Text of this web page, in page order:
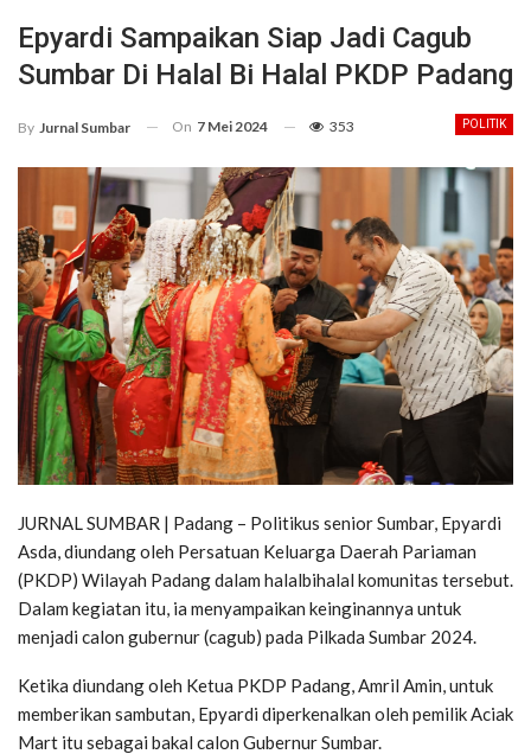
Epyardi Sampaikan Siap Jadi Cagub
Sumbar Di Halal Bi Halal PKDP Padang
POLITIK
By Jurnal Sumbar On 7 Mei 2024 353
JURNAL SUMBAR | Padang – Politikus senior Sumbar, Epyardi
Asda, diundang oleh Persatuan Keluarga Daerah Pariaman
(PKDP) Wilayah Padang dalam halalbihalal komunitas tersebut.
Dalam kegiatan itu, ia menyampaikan keinginannya untuk
menjadi calon gubernur (cagub) pada Pilkada Sumbar 2024.
Ketika diundang oleh Ketua PKDP Padang, Amril Amin, untuk
memberikan sambutan, Epyardi diperkenalkan oleh pemilik Aciak
Mart itu sebagai bakal calon Gubernur Sumbar.